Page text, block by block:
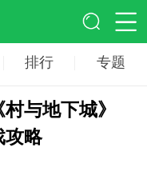
排行 专题
与地下城》
略